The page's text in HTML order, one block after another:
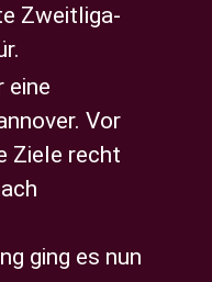
Zweitliga-
eine
Vor
Ziele recht
ging es nun